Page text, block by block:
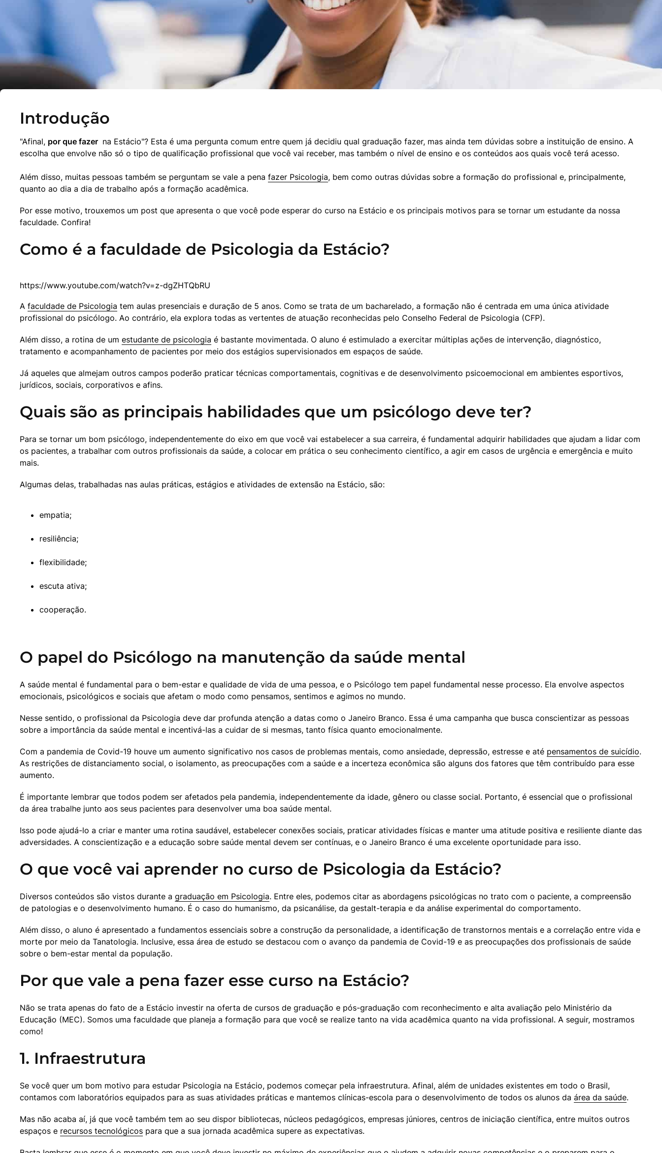
Introdução
"Afinal, por que fazer na Estácio"? Esta é uma pergunta comum entre quem já decidiu qual graduação fazer, mas ainda tem dúvidas sobre a instituição de ensino. A
escolha que envolve não só o tipo de qualificação profissional que você vai receber, mas também o nível de ensino e os conteúdos aos quais você terá acesso.
Além disso, muitas pessoas também se perguntam se vale a pena fazer Psicologia, bem como outras dúvidas sobre a formação do profissional e, principalmente,
quanto ao dia a dia de trabalho após a formação acadêmica.
Por esse motivo, trouxemos um post que apresenta o que você pode esperar do curso na Estácio e os principais motivos para se tornar um estudante da nossa
faculdade. Confira!
Como é a faculdade de Psicologia da Estácio?
A faculdade de Psicologia tem aulas presenciais e duração de 5 anos. Como se trata de um bacharelado, a formação não é centrada em uma única atividade
profissional do psicólogo. Ao contrário, ela explora todas as vertentes de atuação reconhecidas pelo Conselho Federal de Psicologia (CFP).
Além disso, a rotina de um estudante de psicologia é bastante movimentada. O aluno é estimulado a exercitar múltiplas ações de intervenção, diagnóstico,
tratamento e acompanhamento de pacientes por meio dos estágios supervisionados em espaços de saúde.
Já aqueles que almejam outros campos poderão praticar técnicas comportamentais, cognitivas e de desenvolvimento psicoemocional em ambientes esportivos,
jurídicos, sociais, corporativos e afins.
Quais são as principais habilidades que um psicólogo deve ter?
Para se tornar um bom psicólogo, independentemente do eixo em que você vai estabelecer a sua carreira, é fundamental adquirir habilidades que ajudam a lidar com
os pacientes, a trabalhar com outros profissionais da saúde, a colocar em prática o seu conhecimento científico, a agir em casos de urgência e emergência e muito
mais.
Algumas delas, trabalhadas nas aulas práticas, estágios e atividades de extensão na Estácio, são:
empatia;
resiliência;
flexibilidade;
escuta ativa;
cooperação.
O papel do Psicólogo na manutenção da saúde mental
A saúde mental é fundamental para o bem-estar e qualidade de vida de uma pessoa, e o Psicólogo tem papel fundamental nesse processo. Ela envolve aspectos
emocionais, psicológicos e sociais que afetam o modo como pensamos, sentimos e agimos no mundo.
Nesse sentido, o profissional da Psicologia deve dar profunda atenção a datas como o Janeiro Branco. Essa é uma campanha que busca conscientizar as pessoas
sobre a importância da saúde mental e incentivá-las a cuidar de si mesmas, tanto física quanto emocionalmente.
Com a pandemia de Covid-19 houve um aumento significativo nos casos de problemas mentais, como ansiedade, depressão, estresse e até pensamentos de suicídio.
As restrições de distanciamento social, o isolamento, as preocupações com a saúde e a incerteza econômica são alguns dos fatores que têm contribuído para esse
aumento.
É importante lembrar que todos podem ser afetados pela pandemia, independentemente da idade, gênero ou classe social. Portanto, é essencial que o profissional
da área trabalhe junto aos seus pacientes para desenvolver uma boa saúde mental.
Isso pode ajudá-lo a criar e manter uma rotina saudável, estabelecer conexões sociais, praticar atividades físicas e manter uma atitude positiva e resiliente diante das
adversidades. A conscientização e a educação sobre saúde mental devem ser contínuas, e o Janeiro Branco é uma excelente oportunidade para isso.
O que você vai aprender no curso de Psicologia da Estácio?
Diversos conteúdos são vistos durante a graduação em Psicologia. Entre eles, podemos citar as abordagens psicológicas no trato com o paciente, a compreensão
de patologias e o desenvolvimento humano. É o caso do humanismo, da psicanálise, da gestalt-terapia e da análise experimental do comportamento.
Além disso, o aluno é apresentado a fundamentos essenciais sobre a construção da personalidade, a identificação de transtornos mentais e a correlação entre vida e
morte por meio da Tanatologia. Inclusive, essa área de estudo se destacou com o avanço da pandemia de Covid-19 e as preocupações dos profissionais de saúde
sobre o bem-estar mental da população.
Por que vale a pena fazer esse curso na Estácio?
Não se trata apenas do fato de a Estácio investir na oferta de cursos de graduação e pós-graduação com reconhecimento e alta avaliação pelo Ministério da
Educação (MEC). Somos uma faculdade que planeja a formação para que você se realize tanto na vida acadêmica quanto na vida profissional. A seguir, mostramos
como!
1. Infraestrutura
Se você quer um bom motivo para estudar Psicologia na Estácio, podemos começar pela infraestrutura. Afinal, além de unidades existentes em todo o Brasil,
contamos com laboratórios equipados para as suas atividades práticas e mantemos clínicas-escola para o desenvolvimento de todos os alunos da área da saúde.
Mas não acaba aí, já que você também tem ao seu dispor bibliotecas, núcleos pedagógicos, empresas júniores, centros de iniciação científica, entre muitos outros
espaços e recursos tecnológicos para que a sua jornada acadêmica supere as expectativas.